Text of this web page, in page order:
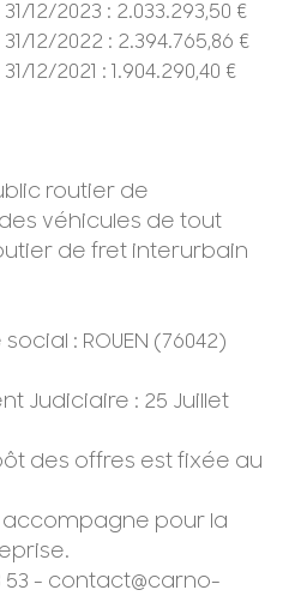
12/2023 : 2.033.293,50 €
12/2022 : 2.394.765,86 €
12/2021 : 1.904.290,40 €
routier de
véhicules de tout
de fret interurbain
: ROUEN (76042)
Judiciaire : 25 Juillet
des offres est fixée au
accompagne pour la
53 - contact@carno-